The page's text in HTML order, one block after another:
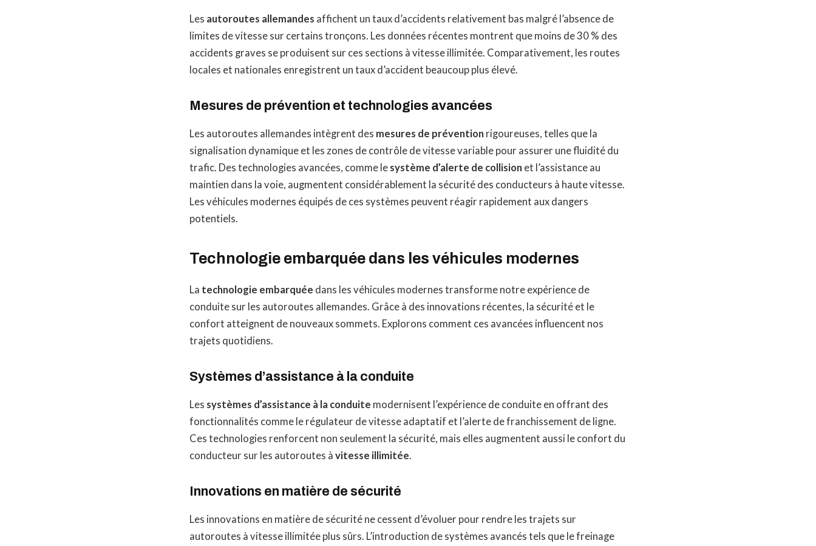
Les autoroutes allemandes affichent un taux d’accidents relativement bas malgré l’absence de
limites de vitesse sur certains tronçons. Les données récentes montrent que moins de 30 % des
accidents graves se produisent sur ces sections à vitesse illimitée. Comparativement, les routes
locales et nationales enregistrent un taux d’accident beaucoup plus élevé.
Mesures de prévention et technologies avancées
Les autoroutes allemandes intègrent des mesures de prévention rigoureuses, telles que la
signalisation dynamique et les zones de contrôle de vitesse variable pour assurer une fluidité du
trafic. Des technologies avancées, comme le système d’alerte de collision et l’assistance au
maintien dans la voie, augmentent considérablement la sécurité des conducteurs à haute vitesse.
Les véhicules modernes équipés de ces systèmes peuvent réagir rapidement aux dangers
potentiels.
Technologie embarquée dans les véhicules modernes
La technologie embarquée dans les véhicules modernes transforme notre expérience de
conduite sur les autoroutes allemandes. Grâce à des innovations récentes, la sécurité et le
confort atteignent de nouveaux sommets. Explorons comment ces avancées influencent nos
trajets quotidiens.
Systèmes d’assistance à la conduite
Les systèmes d’assistance à la conduite modernisent l’expérience de conduite en offrant des
fonctionnalités comme le régulateur de vitesse adaptatif et l’alerte de franchissement de ligne.
Ces technologies renforcent non seulement la sécurité, mais elles augmentent aussi le confort du
conducteur sur les autoroutes à vitesse illimitée.
Innovations en matière de sécurité
Les innovations en matière de sécurité ne cessent d’évoluer pour rendre les trajets sur
autoroutes à vitesse illimitée plus sûrs. L’introduction de systèmes avancés tels que le freinage